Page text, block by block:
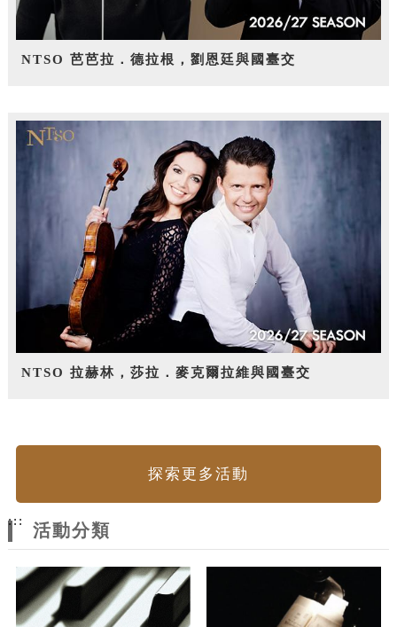
NTSO 芭芭拉．德拉根，劉恩廷與國臺交
NTSO 拉赫林，莎拉．麥克爾拉維與國臺交
探索更多活動
:::
活動分類